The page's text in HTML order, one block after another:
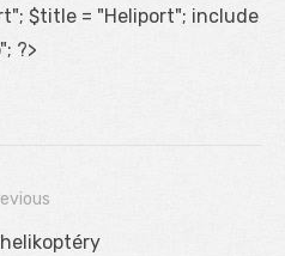
$title = "Heliport"; include
?>